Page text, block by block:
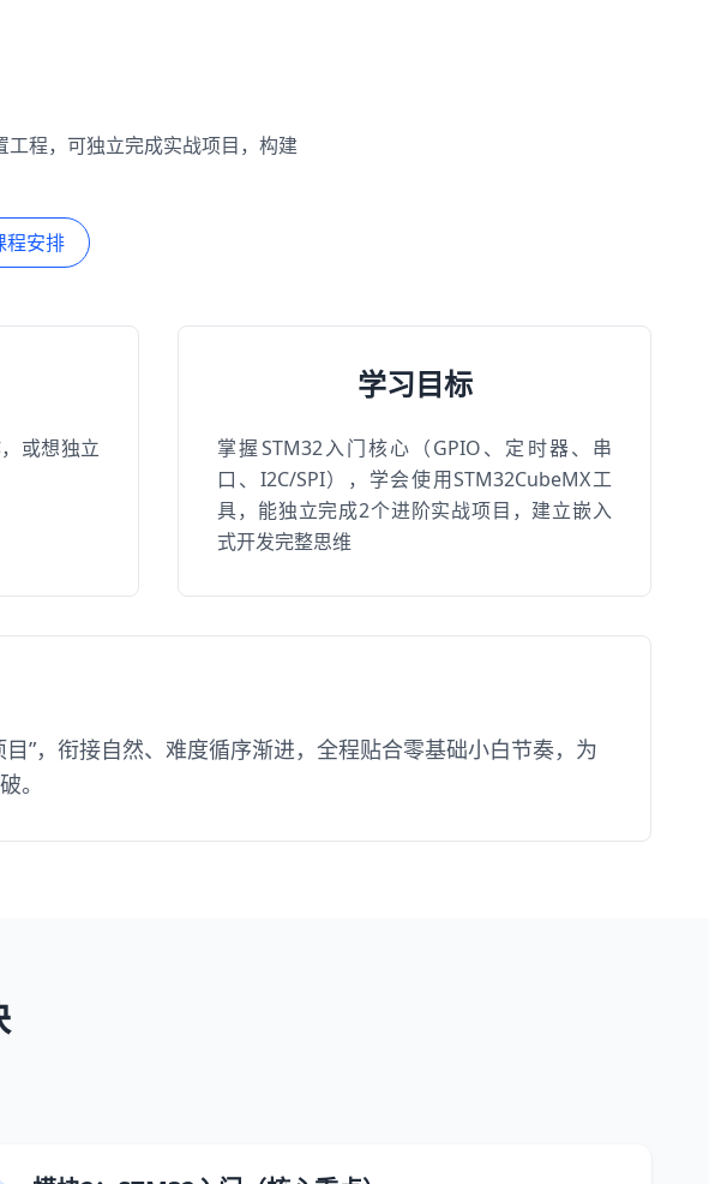
程，可独立完成实战项目，构建
程安排
或想独立
学习目标
掌握STM32入门核心（GPIO、定时器、串
口、I2C/SPI），学会使用STM32CubeMX工
具，能独立完成2个进阶实战项目，建立嵌入
式开发完整思维
”，衔接自然、难度循序渐进，全程贴合零基础小白节奏，为
。